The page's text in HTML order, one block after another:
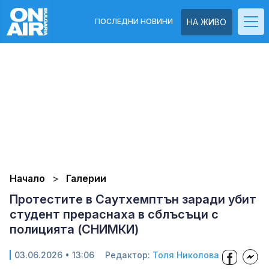
НА ЖИВО
ПОСЛЕДНИ НОВИНИ
Начало Галерии
Протестите в Саутхемптън заради убит
студент прераснаха в сблъсъци с
полицията (СНИМКИ)
03.06.2026 • 13:06 Редактор: Толя Николова